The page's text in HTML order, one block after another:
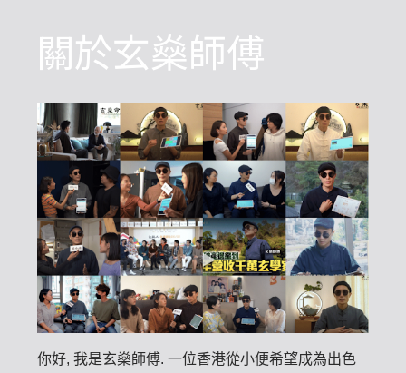
關於玄燊師傅
你好, 我是玄燊師傅. 一位香港從小便希望成為出色